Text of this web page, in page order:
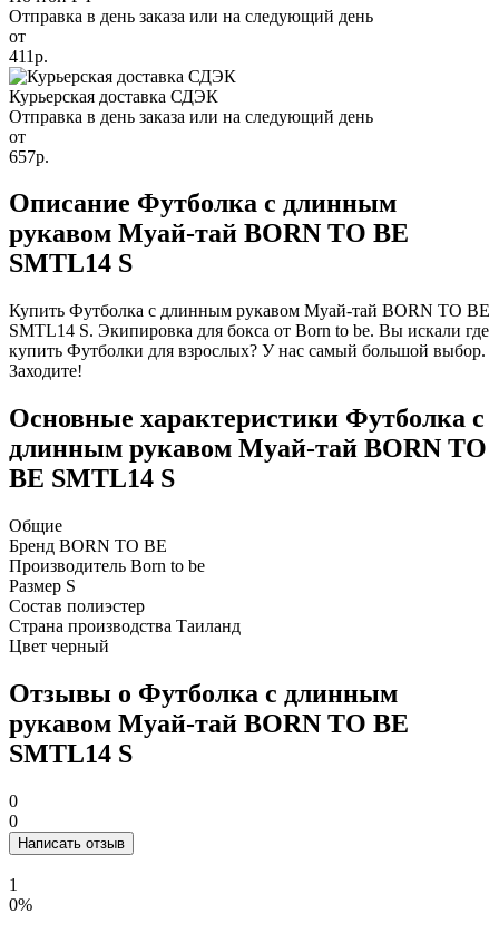
Отправка в день заказа или на следующий день
от
411р.
Курьерская доставка СДЭК
Отправка в день заказа или на следующий день
от
657р.
Описание Футболка с длинным
рукавом Муай-тай BORN TO BE
SMTL14 S
Купить Футболка с длинным рукавом Муай-тай BORN TO BE
SMTL14 S. Экипировка для бокса от Born to be. Вы искали где
купить Футболки для взрослых? У нас самый большой выбор.
Заходите!
Основные характеристики Футболка с
длинным рукавом Муай-тай BORN TO
BE SMTL14 S
Общие
Бренд BORN TO BE
Производитель Born to be
Размер S
Состав полиэстер
Страна производства Таиланд
Цвет черный
Отзывы о Футболка с длинным
рукавом Муай-тай BORN TO BE
SMTL14 S
0
0
Написать отзыв
1
0%